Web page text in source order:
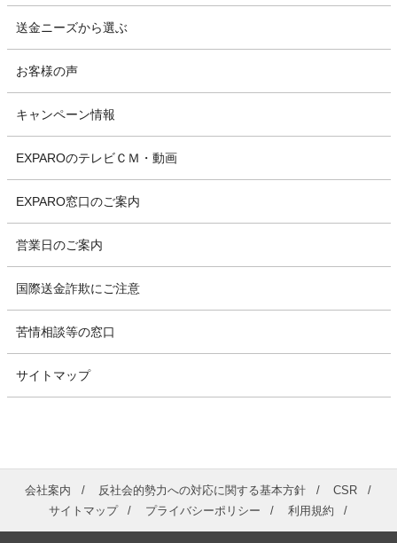
送金ニーズから選ぶ
お客様の声
キャンペーン情報
EXPAROのテレビＣＭ・動画
EXPARO窓口のご案内
営業日のご案内
国際送金詐欺にご注意
苦情相談等の窓口
サイトマップ
会社案内 反社会的勢力への対応に関する基本方針
CSR
サイトマップ
プライバシーポリシー 利用規約